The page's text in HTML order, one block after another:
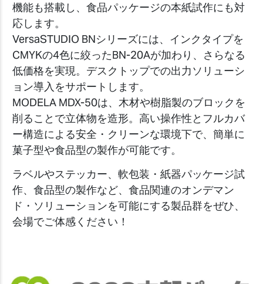
機能も搭載し、食品パッケージの本紙試作にも対
応します。
VersaSTUDIO BNシリーズには、インクタイプを
CMYKの4色に絞ったBN-20Aが加わり、さらなる
低価格を実現。デスクトップでの出力ソリューシ
ョン導入をサポートします。
MODELA MDX-50は、木材や樹脂製のブロックを
削ることで立体物を造形。高い操作性とフルカバ
ー構造による安全・クリーンな環境下で、簡単に
菓子型や食品型の製作が可能です。
ラベルやステッカー、軟包装・紙器パッケージ試
作、食品型の製作など、食品関連のオンデマン
ド・ソリューションを可能にする製品群をぜひ、
会場でご体感ください！